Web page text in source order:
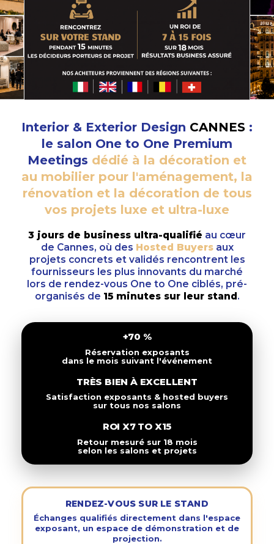
Interior & Exterior Design CANNES :
le salon One to One Premium
Meetings dédié à la décoration et
au mobilier pour l'aménagement, la
rénovation et la décoration de tous
vos projets luxe et ultra-luxe
3 jours de business ultra-qualifié au cœur
de Cannes, où des Hosted Buyersaux
projets concrets et validés rencontrent les
fournisseurs les plus innovants du marché
lors de rendez-vous One to One ciblés, pré-
organisés de 15 minutes sur leur stand.
+70 %
Réservation exposants
dans le mois suivant l'événement
TRÈS BIEN À EXCELLENT
Satisfaction exposants & hosted buyers
sur tous nos salons
ROI X7 TO X15
Retour mesuré sur 18 mois
selon les salons et projets
RENDEZ-VOUS SUR LE STAND
Échanges qualifiés directement dans l'espace
exposant, un espace de démonstration et de
projection.